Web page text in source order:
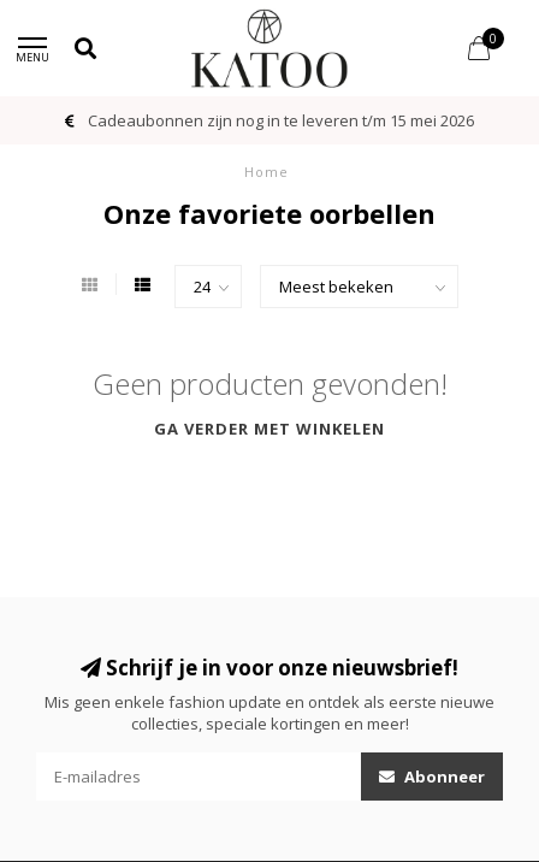
MENU
0
Cadeaubonnen zijn nog in te leveren t/m 15 mei 2026
Home
Onze favoriete oorbellen
Geen producten gevonden!
GA VERDER MET WINKELEN
Schrijf je in voor onze nieuwsbrief!
Mis geen enkele fashion update en ontdek als eerste nieuwe
collecties, speciale kortingen en meer!
Abonneer